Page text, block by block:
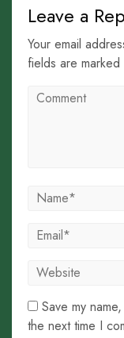
Leave a
Your email
fields are
Save my
the next time I